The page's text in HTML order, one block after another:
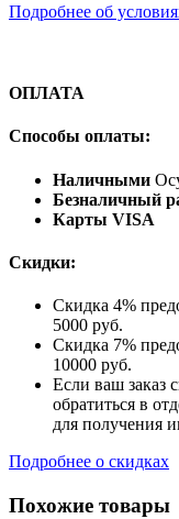
Подробнее об
ОПЛАТА
Способы оплаты:
Наличными
Безналичный
Карты VISA
Скидки:
Скидка 4%
5000 руб.
Скидка 7%
10000 руб.
Если ваш заказ
обратиться в
для получения
Подробнее о скидках
Похожие товары